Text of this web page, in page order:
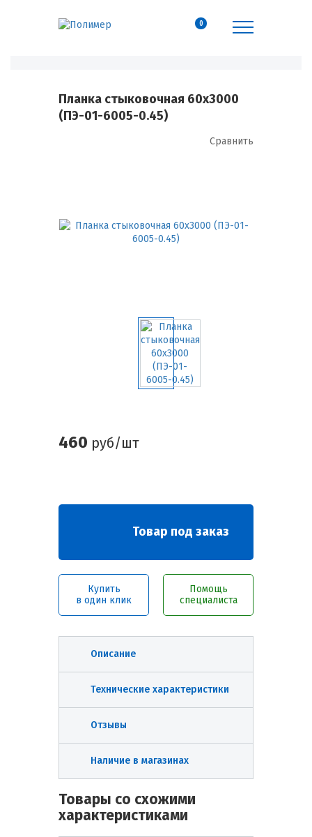
0
Планка стыковочная 60х3000
(ПЭ-01-6005-0.45)
Сравнить
460 руб/шт
Товар под заказ
Купить
в один клик
Помощь
специалиста
Описание
Технические характеристики
Отзывы
Наличие в магазинах
Товары со схожими
характеристиками